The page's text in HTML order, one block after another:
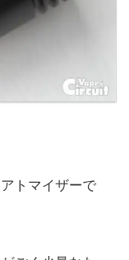
トマイザーで